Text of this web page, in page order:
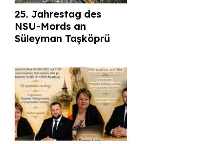
25. Jahrestag des
NSU-Mords an
Süleyman Taşköprü